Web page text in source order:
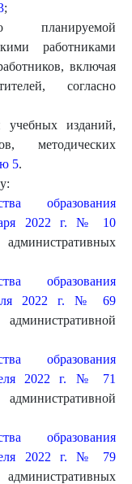
;
работниками
включая
согласно
изданий,
методических
5.
образования
2022 г. № 10
образования
2022 г. № 69
образования
2022 г. № 71
образования
2022 г. № 79